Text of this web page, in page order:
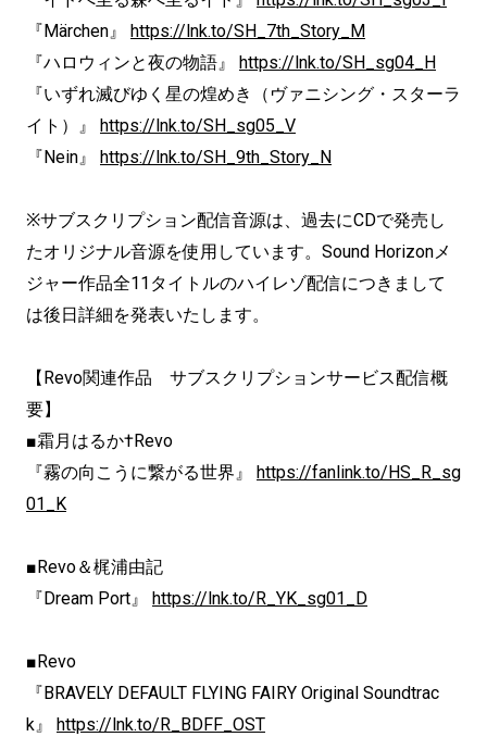
『Märchen』
https://lnk.to/SH_7th_Story_M
『ハロウィンと夜の物語』
https://lnk.to/SH_sg04_H
『いずれ滅びゆく星の煌めき（ヴァニシング・スターラ
イト）』
https://lnk.to/SH_sg05_V
『Nein』
https://lnk.to/SH_9th_Story_N
※サブスクリプション配信音源は、過去にCDで発売し
たオリジナル音源を使用しています。Sound Horizonメ
ジャー作品全11タイトルのハイレゾ配信につきまして
は後日詳細を発表いたします。
【Revo関連作品 サブスクリプションサービス配信概
要】
■霜月はるか†Revo
『霧の向こうに繋がる世界』
https://fanlink.to/HS_R_sg
01_K
■Revo＆梶浦由記
『Dream Port』
https://lnk.to/R_YK_sg01_D
■Revo
『BRAVELY DEFAULT FLYING FAIRY Original Soundtrac
k』
https://lnk.to/R_BDFF_OST